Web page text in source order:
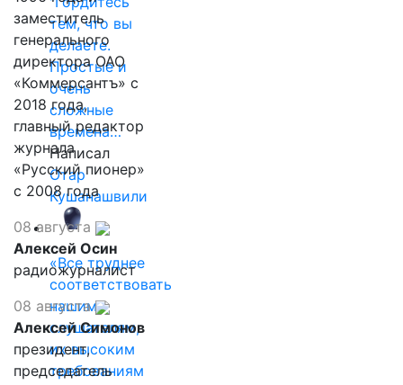
тем, что вы
делаете.
Простые и
очень
сложные
времена…
Написал
Отар
Кушанашвили
«Все труднее
соответствовать
нашим
слушателям,
их высоким
требованиям
заместитель
генерального
директора ОАО
«Коммерсантъ» с
2018 года,
главный редактор
журнала
«Русский пионер»
с 2008 года
08 августа
Алексей Осин
радиожурналист
08 августа
Алексей Симонов
президент,
председатель